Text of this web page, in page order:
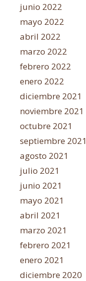
junio 2022
mayo 2022
abril 2022
marzo 2022
febrero 2022
enero 2022
diciembre 2021
noviembre 2021
octubre 2021
septiembre 2021
agosto 2021
julio 2021
junio 2021
mayo 2021
abril 2021
marzo 2021
febrero 2021
enero 2021
diciembre 2020